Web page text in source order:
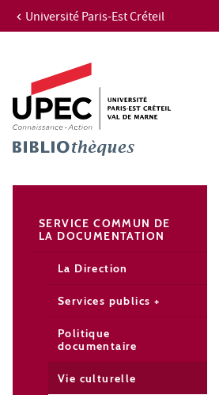
Aller au contenu
Recherche
Navigation secondaire
Université Paris-Est Créteil
SERVICE COMMUN DE
LA DOCUMENTATION
La Direction
Services publics +
Politique
documentaire
Vie culturelle